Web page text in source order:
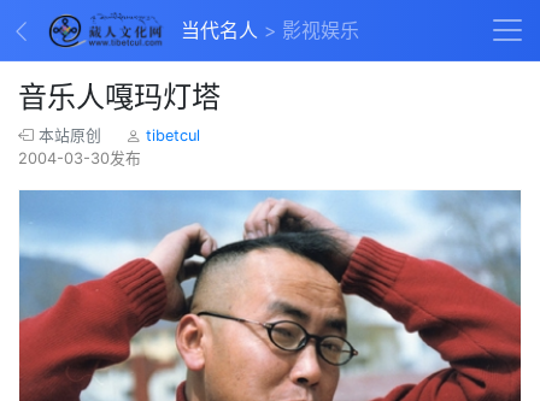
当代名人 影视娱乐
音乐人嘎玛灯塔
本站原创
tibetcul
2004-03-30发布